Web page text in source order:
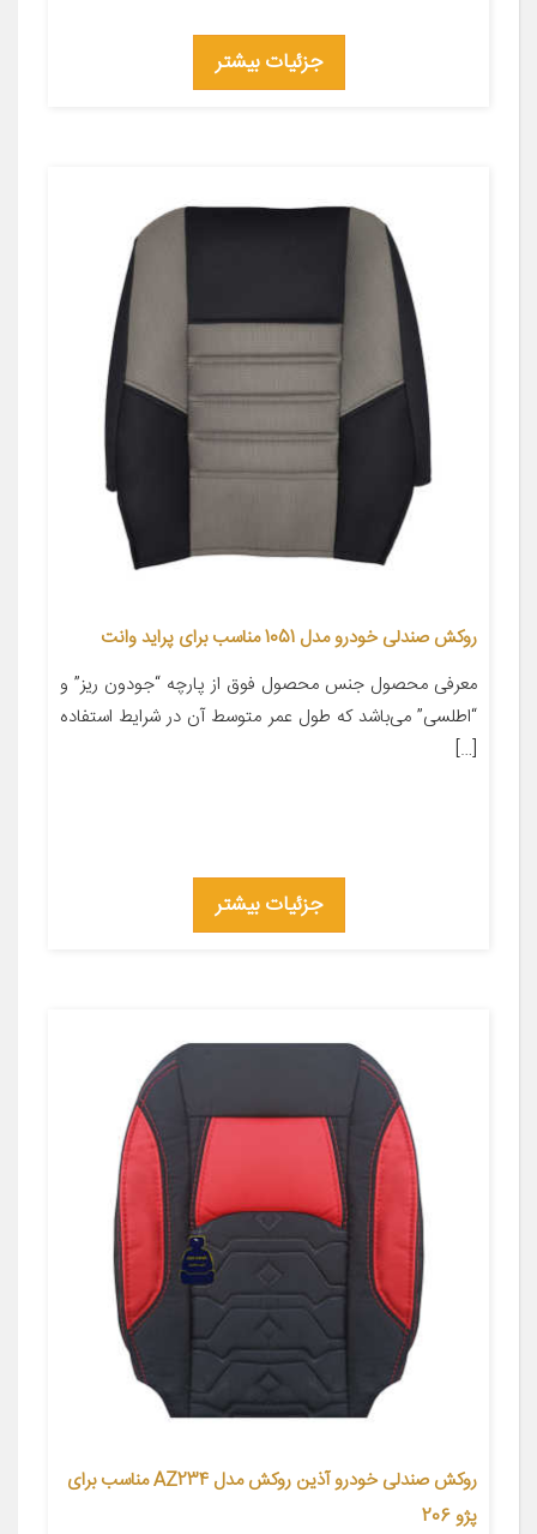
جزئیات بیشتر
روکش صندلی خودرو مدل 1051 مناسب برای پراید وانت
معرفی محصول جنس محصول فوق از پارچه “جودون ریز” و
“اطلسی” می‌باشد که طول عمر متوسط آن در شرایط استفاده
[…]
جزئیات بیشتر
روکش صندلی خودرو آذین روکش مدل AZ234 مناسب برای
پژو 206